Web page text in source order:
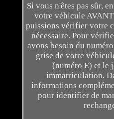
Si vous n'êtes pas sûr,
votre véhicule
puissions vérifier votre
nécessaire. Pour
avons besoin du
grise de votre
(numéro E) et le
immatriculation.
informations
pour identifier de